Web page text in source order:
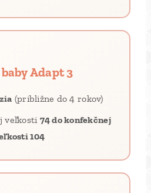
Adapt 3
(približne do 4 rokov)
veľkosti 74 do konfekčnej
104